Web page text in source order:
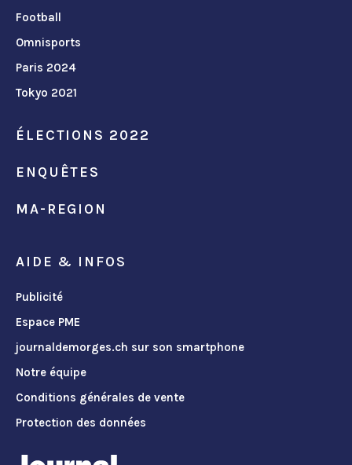
Football
Omnisports
Paris 2024
Tokyo 2021
ÉLECTIONS 2022
ENQUÊTES
MA-REGION
AIDE & INFOS
Publicité
Espace PME
journaldemorges.ch sur son smartphone
Notre équipe
Conditions générales de vente
Protection des données